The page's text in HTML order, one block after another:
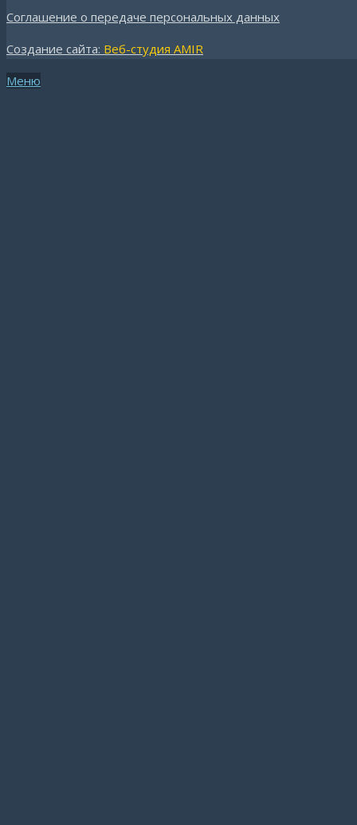
Соглашение о передаче персональных данных
Создание сайта: Веб-студия AMIR
Меню